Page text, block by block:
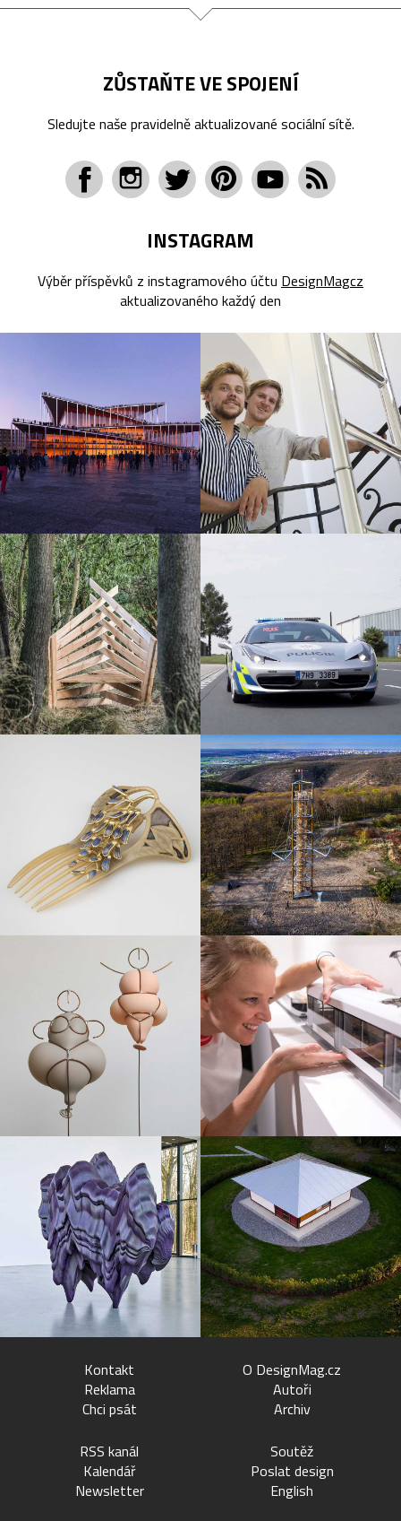
ZŮSTAŇTE VE SPOJENÍ
Sledujte naše pravidelně aktualizované sociální sítě.
INSTAGRAM
Výběr příspěvků z instagramového účtu DesignMagcz
aktualizovaného každý den
Kontakt
Reklama
Chci psát
O DesignMag.cz
Autoři
Archiv
RSS kanál
Kalendář
Newsletter
Soutěž
Poslat design
English